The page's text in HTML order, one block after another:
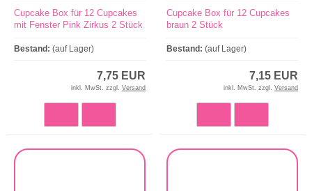
Cupcake Box für 12 Cupcakes
mit Fenster Pink Zirkus 2 Stück
Bestand: (auf Lager)
7,75 EUR
inkl. MwSt. zzgl. Versand
Cupcake Box für 12 Cupcakes
braun 2 Stück
Bestand: (auf Lager)
7,15 EUR
inkl. MwSt. zzgl. Versand